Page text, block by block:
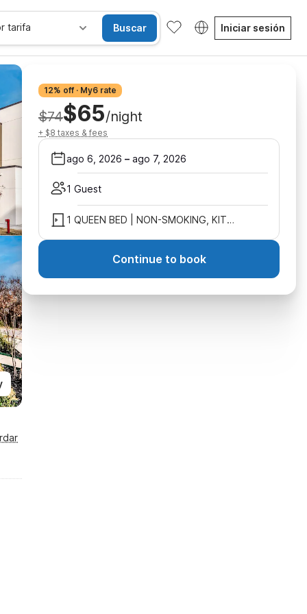
tarifa Buscar Iniciar sesión
12% off · My6 rate
$74$65/night
+ $8 taxes & fees
ago 6, 2026 – ago 7, 2026
1 Guest
1 QUEEN BED | NON-SMOKING, KITCHEN
Continue to book